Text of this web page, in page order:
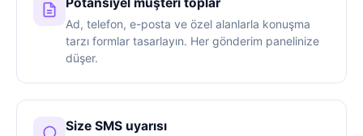
Potansiyel müşteri toplar
Ad, telefon, e-posta ve özel alanlarla konuşma
tarzı formlar tasarlayın. Her gönderim panelinize
düşer.
Size SMS uyarısı